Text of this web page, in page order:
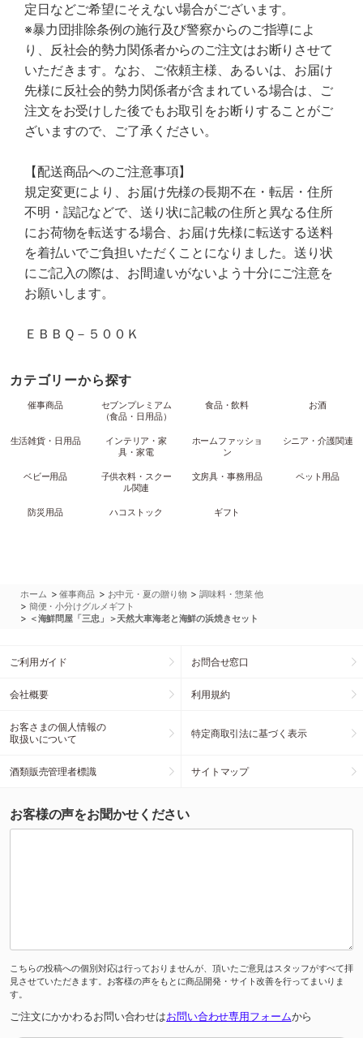
定日などご希望にそえない場合がございます。
※暴力団排除条例の施行及び警察からのご指導によ
り、反社会的勢力関係者からのご注文はお断りさせて
いただきます。なお、ご依頼主様、あるいは、お届け
先様に反社会的勢力関係者が含まれている場合は、ご
注文をお受けした後でもお取引をお断りすることがご
ざいますので、ご了承ください。
【配送商品へのご注意事項】
規定変更により、お届け先様の長期不在・転居・住所
不明・誤記などで、送り状に記載の住所と異なる住所
にお荷物を転送する場合、お届け先様に転送する送料
を着払いでご負担いただくことになりました。送り状
にご記入の際は、お間違いがないよう十分にご注意を
お願いします。
ＥＢＢＱ－５００Ｋ
カテゴリーから探す
催事商品
セブンプレミアム
（食品・日用品）
食品・飲料 お酒
生活雑貨・日用品
インテリア・家
具・家電
ホームファッショ
ン
シニア・介護関連
ベビー用品
子供衣料・スクー
ル関連
文房具・事務用品 ペット用品
防災用品 ハコストック ギフト
ホーム >催事商品 > お中元・夏の贈り物 >調味料・惣菜 他
> 簡便・小分けグルメギフト
> ＜海鮮問屋「三忠」＞天然大車海老と海鮮の浜焼きセット
ご利用ガイド お問合せ窓口
会社概要 利用規約
お客さまの個人情報の
取扱いについて
特定商取引法に基づく表示
酒類販売管理者標識 サイトマップ
お客様の声をお聞かせください
こちらの投稿への個別対応は行っておりませんが、頂いたご意見はスタッフがすべて拝
見させていただきます。お客様の声をもとに商品開発・サイト改善を行ってまいりま
す。
ご注文にかかわるお問い合わせはお問い合わせ専用フォームから